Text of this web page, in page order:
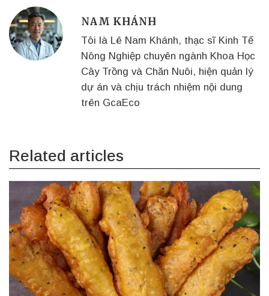
NAM KHÁNH
Tôi là Lê Nam Khánh, thạc sĩ Kinh Tế
Nông Nghiệp chuyên ngành Khoa Học
Cây Trồng và Chăn Nuôi, hiện quản lý
dự án và chịu trách nhiệm nội dung
trên GcaEco
Related articles